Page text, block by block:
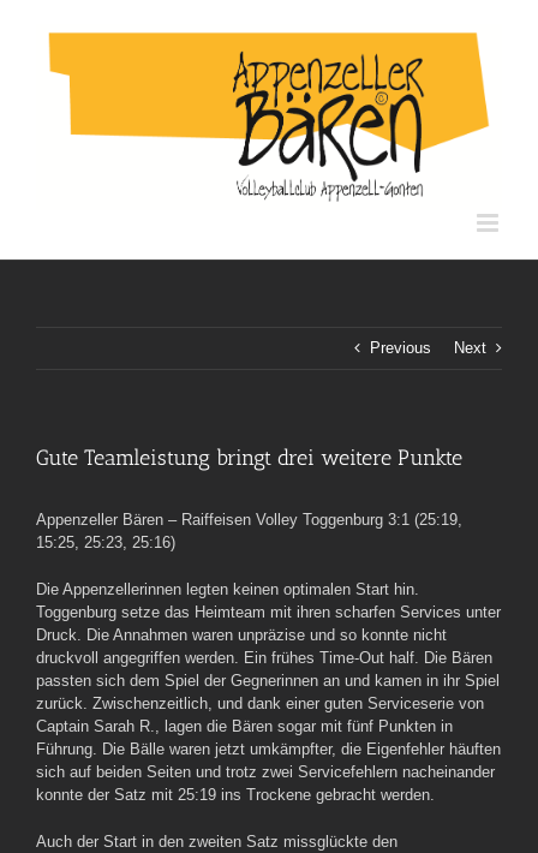
content
Previous Next
Gute Teamleistung bringt drei weitere Punkte
Appenzeller Bären – Raiffeisen Volley Toggenburg 3:1 (25:19,
15:25, 25:23, 25:16)
Die Appenzellerinnen legten keinen optimalen Start hin.
Toggenburg setze das Heimteam mit ihren scharfen Services unter
Druck. Die Annahmen waren unpräzise und so konnte nicht
druckvoll angegriffen werden. Ein frühes Time-Out half. Die Bären
passten sich dem Spiel der Gegnerinnen an und kamen in ihr Spiel
zurück. Zwischenzeitlich, und dank einer guten Serviceserie von
Captain Sarah R., lagen die Bären sogar mit fünf Punkten in
Führung. Die Bälle waren jetzt umkämpfter, die Eigenfehler häuften
sich auf beiden Seiten und trotz zwei Servicefehlern nacheinander
konnte der Satz mit 25:19 ins Trockene gebracht werden.
Auch der Start in den zweiten Satz missglückte den